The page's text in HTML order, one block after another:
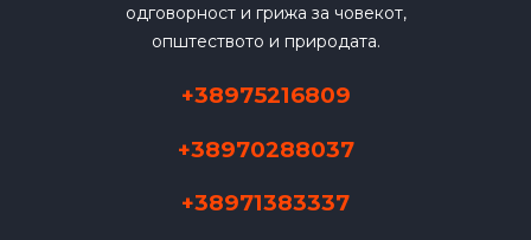
одговорност и грижа за човекот,
општеството и природата.
+38975216809
+38970288037
+38971383337